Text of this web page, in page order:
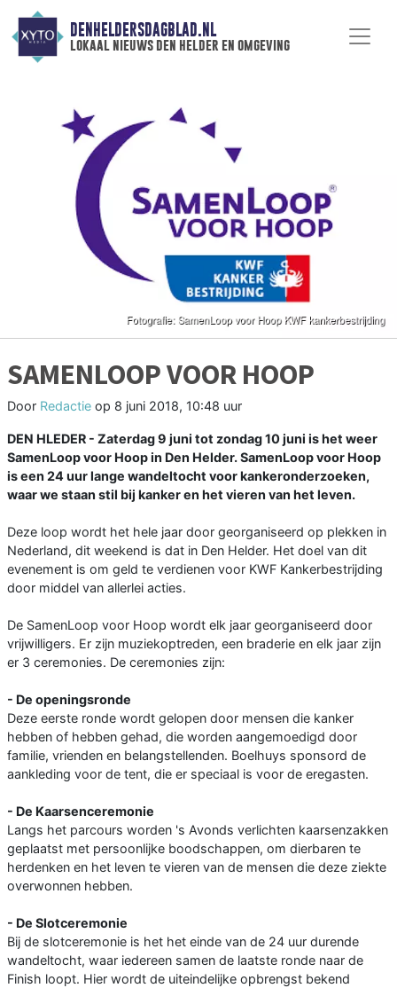
DENHELDERSDAGBLAD.NL
lokaal nieuws den helder en omgeving
SAMENLOOP VOOR HOOP
Door Redactie op 8 juni 2018, 10:48 uur
DEN HLEDER - Zaterdag 9 juni tot zondag 10 juni is het weer
SamenLoop voor Hoop in Den Helder. SamenLoop voor Hoop
is een 24 uur lange wandeltocht voor kankeronderzoeken,
waar we staan stil bij kanker en het vieren van het leven.
Deze loop wordt het hele jaar door georganiseerd op plekken in
Nederland, dit weekend is dat in Den Helder. Het doel van dit
evenement is om geld te verdienen voor KWF Kankerbestrijding
door middel van allerlei acties.
De SamenLoop voor Hoop wordt elk jaar georganiseerd door
vrijwilligers. Er zijn muziekoptreden, een braderie en elk jaar zijn
er 3 ceremonies. De ceremonies zijn:
- De openingsronde
Deze eerste ronde wordt gelopen door mensen die kanker
hebben of hebben gehad, die worden aangemoedigd door
familie, vrienden en belangstellenden. Boelhuys sponsord de
aankleding voor de tent, die er speciaal is voor de eregasten.
- De Kaarsenceremonie
Langs het parcours worden 's Avonds verlichten kaarsenzakken
geplaatst met persoonlijke boodschappen, om dierbaren te
herdenken en het leven te vieren van de mensen die deze ziekte
overwonnen hebben.
- De Slotceremonie
Bij de slotceremonie is het het einde van de 24 uur durende
wandeltocht, waar iedereen samen de laatste ronde naar de
Finish loopt. Hier wordt de uiteindelijke opbrengst bekend